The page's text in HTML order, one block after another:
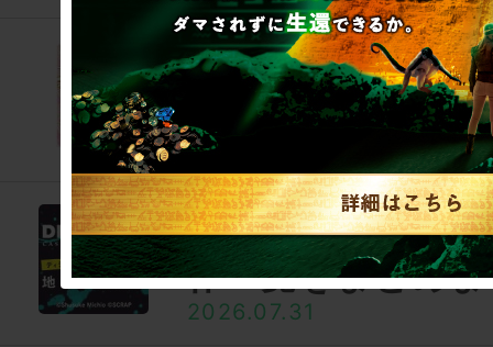
『魔法つかいプ
付きクリアファ
2026.08.03
【2026年7月】
作一覧をまとめ
2026.07.31